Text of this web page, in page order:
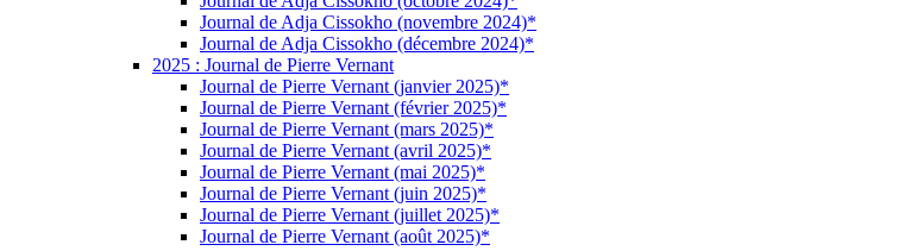
Journal de Adja Cissokho (novembre 2024)*
Journal de Adja Cissokho (décembre 2024)*
2025 : Journal de Pierre Vernant
Journal de Pierre Vernant (janvier 2025)*
Journal de Pierre Vernant (février 2025)*
Journal de Pierre Vernant (mars 2025)*
Journal de Pierre Vernant (avril 2025)*
Journal de Pierre Vernant (mai 2025)*
Journal de Pierre Vernant (juin 2025)*
Journal de Pierre Vernant (juillet 2025)*
Journal de Pierre Vernant (août 2025)*